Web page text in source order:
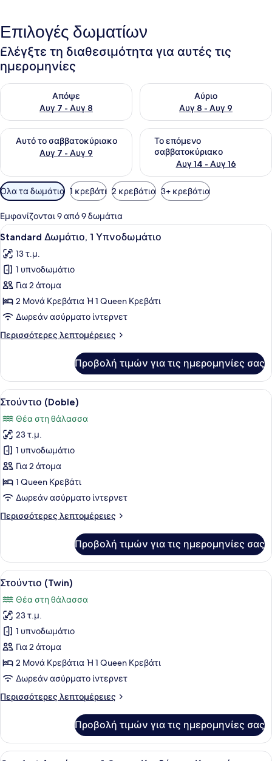
Επιλογές δωματίων
Ελέγξτε τη διαθεσιμότητα για αυτές τις
ημερομηνίες
Απόψε
Αυγ 7 - Αυγ 8
Έλεγχος διαθεσιμότητας για απόψε Αυγ 7 - Αυγ 8
Αύριο
Αυγ 8 - Αυγ 9
Έλεγχος διαθεσιμότητας
Αυτό το σαββατοκύριακο
Αυγ 7 - Αυγ 9
Έλεγχος διαθεσιμότητας για αυτό το σαββατοκύριακο
Το επόμενο
σαββατοκύριακο
Αυγ 14 - Αυγ 16
Έλεγχος διαθεσιμότητας
Διαθέσιμα
φίλτρα
για
τα
δωμάτια
Όλα τα δωμάτια 1 κρεβάτι 2 κρεβάτια 3+ κρεβάτια
Εμφανίζονται 9 από 9 δωμάτια
Προβολή
όλων
των
φωτογραφιών
για
Standard
Δωμάτιο,
1
Υπνοδωμάτιο
Standard Δωμάτιο, 1
5
Standard Δωμάτιο, 1 Υπνοδωμάτιο
13 τ.μ.
1 υπνοδωμάτιο
Για 2 άτομα
2 Μονά Κρεβάτια Ή 1 Queen Κρεβάτι
Δωρεάν ασύρματο ίντερνετ
Περισσότερες λεπτομέρειες
Περισσότερες
Δωμάτιο,
Υπνοδωμάτιο
Προβολή τιμών για τις ημερομηνίες σας
Προβολή
όλων
των
φωτογραφιών
για
Στούντιο
(Doble)
Κλινοσκεπάσματα υψηλής
5
Στούντιο (Doble)
Θέα στη θάλασσα
23 τ.μ.
1 υπνοδωμάτιο
Για 2 άτομα
1 Queen Κρεβάτι
Δωρεάν ασύρματο ίντερνετ
Περισσότερες λεπτομέρειες
Περισσότερες
(Doble)
Προβολή τιμών για τις ημερομηνίες σας
Προβολή
όλων
των
φωτογραφιών
για
Στούντιο
(Twin)
Κλινοσκεπάσματα υψηλής
5
Στούντιο (Twin)
Θέα στη θάλασσα
23 τ.μ.
1 υπνοδωμάτιο
Για 2 άτομα
2 Μονά Κρεβάτια Ή 1 Queen Κρεβάτι
Δωρεάν ασύρματο ίντερνετ
Περισσότερες λεπτομέρειες
Περισσότερες
(Twin)
Προβολή τιμών για τις ημερομηνίες σας
Προβολή Κλινοσκεπάσματα υψηλής